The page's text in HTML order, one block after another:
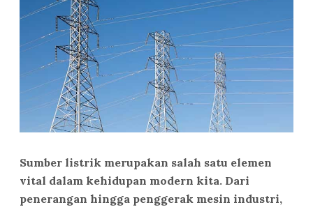
Sumber listrik merupakan salah satu elemen
vital dalam kehidupan modern kita. Dari
penerangan hingga penggerak mesin industri,